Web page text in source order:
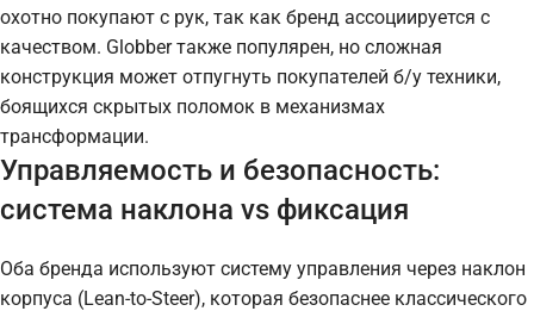
охотно покупают с рук, так как бренд ассоциируется с
качеством. Globber также популярен, но сложная
конструкция может отпугнуть покупателей б/у техники,
боящихся скрытых поломок в механизмах
трансформации.
Управляемость и безопасность:
система наклона vs фиксация
Оба бренда используют систему управления через наклон
корпуса (Lean-to-Steer), которая безопаснее классического